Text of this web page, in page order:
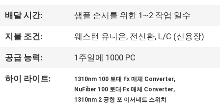
장
여
행
배달 시간: 샘플 순서를 위한 1~2 작업 일수
지불 조건: 웨스턴 유니온, 전신환, L/C (신용장)
공급 능력: 1주일에 1000 PC
하이 라이트: 1310nm 100 토대 Fx 매체 Converter,
NuFiber 100 토대 Fx 매체 Converter,
1310nm 2 공항 포 이서네트 스위치